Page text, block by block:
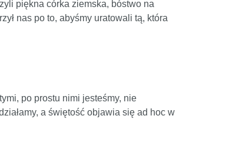
piękna córka ziemska, bóstwo na
nas po to, abyśmy uratowali tą, która
po prostu nimi jesteśmy, nie
a świętość objawia się ad hoc w